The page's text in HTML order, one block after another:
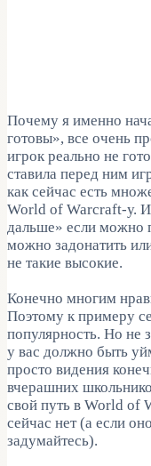
Почему я именно
готовы», все очень
игрок реально не
ставила перед ним
как сейчас есть
World of Warcraft-у.
дальше» если можно
можно задонатить
не такие высокие.
Конечно многим
Поэтому к примеру
популярность. Но не
у вас должно быть
просто видения
вчерашних
свой путь в World of
сейчас нет (а если
задумайтесь).